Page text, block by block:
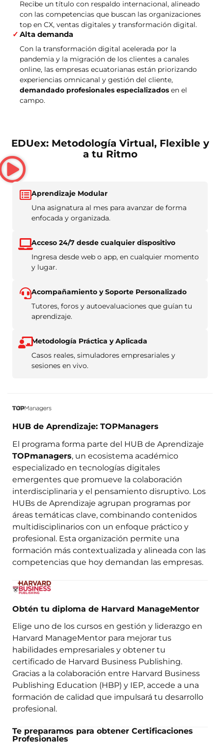
Recibe un título con respaldo internacional, alineado
con las competencias que buscan las organizaciones
top en CX, ventas digitales y transformación digital.
Alta demanda
Con la transformación digital acelerada por la
pandemia y la migración de los clientes a canales
online, las empresas ecuatorianas están priorizando
experiencias omnicanal y gestión del cliente,
demandado profesionales especializados en el
campo.
EDUex: Metodología Virtual, Flexible y
a tu Ritmo
Aprendizaje Modular
Una asignatura al mes para avanzar de forma
enfocada y organizada.
Acceso 24/7 desde cualquier dispositivo
Ingresa desde web o app, en cualquier momento
y lugar.
Acompañamiento y Soporte Personalizado
Tutores, foros y autoevaluaciones que guían tu
aprendizaje.
Metodología Práctica y Aplicada
Casos reales, simuladores empresariales y
sesiones en vivo.
HUB de Aprendizaje: TOPManagers
El programa forma parte del HUB de Aprendizaje
TOPmanagers, un ecosistema académico
especializado en tecnologías digitales
emergentes que promueve la colaboración
interdisciplinaria y el pensamiento disruptivo. Los
HUBs de Aprendizaje agrupan programas por
áreas temáticas clave, combinando contenidos
multidisciplinarios con un enfoque práctico y
profesional. Esta organización permite una
formación más contextualizada y alineada con las
competencias que hoy demandan las empresas.
Obtén tu diploma de Harvard ManageMentor
Elige uno de los cursos en gestión y liderazgo en
Harvard ManageMentor para mejorar tus
habilidades empresariales y obtener tu
certificado de Harvard Business Publishing.
Gracias a la colaboración entre Harvard Business
Publishing Education (HBP) y IEP, accede a una
formación de calidad que impulsará tu desarrollo
profesional.
Te preparamos para obtener Certificaciones
Profesionales